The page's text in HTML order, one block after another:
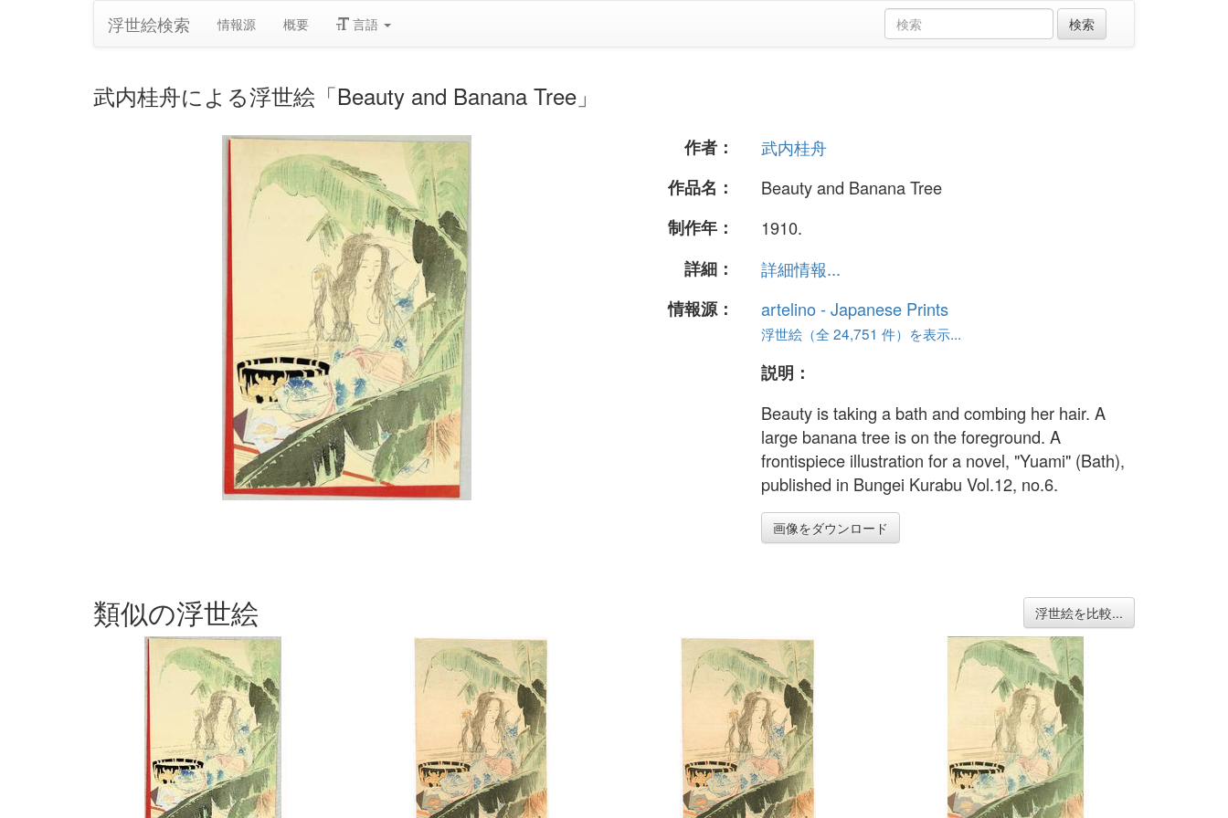
浮世絵検索 情報源 概要 言語
武内桂舟による浮世絵「Beauty and Banana Tree」
作者：
武内桂舟
作品名：
Beauty and Banana Tree
制作年：
1910.
詳細：
詳細情報...
情報源：
artelino - Japanese Prints
浮世絵（全 24,751 件）を表示...
説明：
Beauty is taking a bath and combing her hair. A
large banana tree is on the foreground. A
frontispiece illustration for a novel, "Yuami" (Bath),
published in Bungei Kurabu Vol.12, no.6.
画像をダウンロード
類似の浮世絵 浮世絵を比較...